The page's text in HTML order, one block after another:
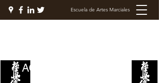
Escuela de Artes Marciales
ACADEMIA DE LUCHA